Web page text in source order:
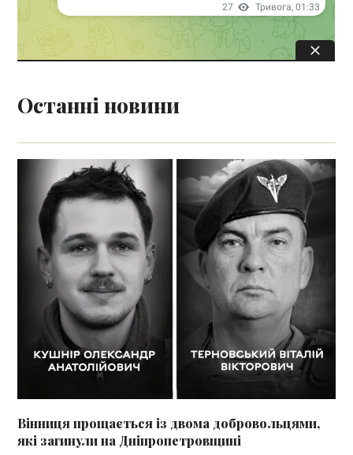
Останні новини
Вінниця прощається із двома добровольцями,
які загинули на Дніпропетровщині